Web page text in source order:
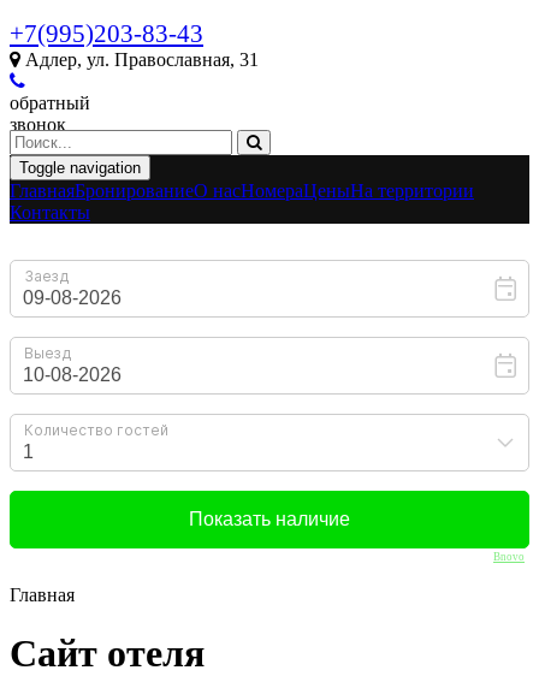
+7(995)203-83-43
Адлер, ул. Православная, 31
обратный
звонок
Toggle navigation
ГлавнаяБронированиеO насНомераЦеныНа территории
Контакты
Bnovo
Главная
Сайт отеля